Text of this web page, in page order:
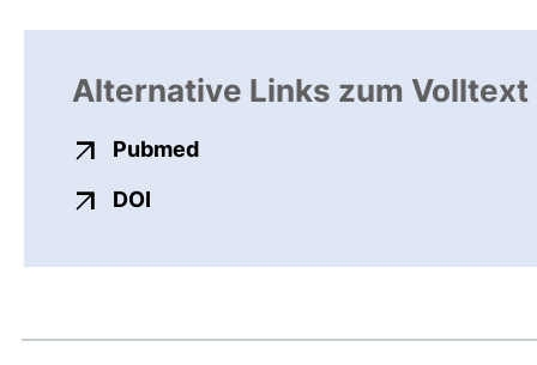
Alternative Links zum Volltext
Pubmedexterner Link, öffnet neues
DOI